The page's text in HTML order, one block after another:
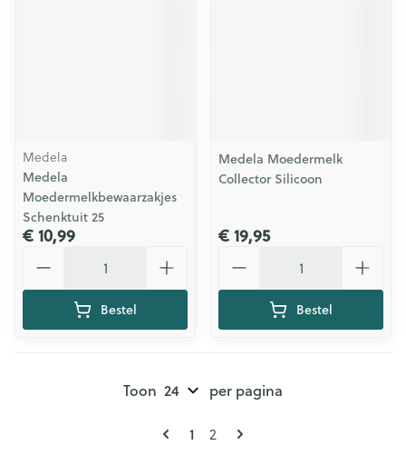
Medela
Medela
Moedermelkbewaarzakjes
Schenktuit 25
€ 10,99
Bestel
Medela Moedermelk
Collector Silicoon
€ 19,95
Bestel
Pagina's
U lees momenteel pagina
1 Pagina
2
Toon per pagina